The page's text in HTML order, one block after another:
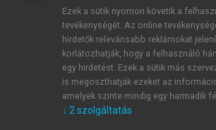
JELSZÓ ÚJRA
Kérek értesítést a MeRSZ újdonságairól,
Kérek értesítést az Akadémiai Kiadó Zrt.
Ezek a sütik nyomon követik a
tevékenységét. Az online
hirdetők relevánsabb reklámokat
korlátozhatják, hogy a felhasználó
egy hirdetést. Ezek a sütik más
is megoszthatják ezeket az
amelyek szinte mindig egy harmadik
↓ 2 szolgáltatás